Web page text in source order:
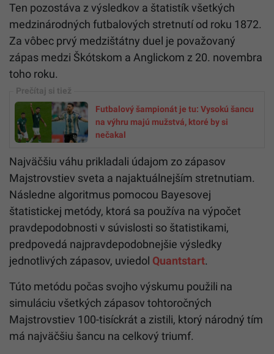
Ten pozostáva z výsledkov a štatistík všetkých
medzinárodných futbalových stretnutí od roku 1872.
Za vôbec prvý medzištátny duel je považovaný
zápas medzi Škótskom a Anglickom z 20. novembra
toho roku.
Futbalový šampionát je tu: Vysokú šancu
na výhru majú mužstvá, ktoré by si
nečakal
Najväčšiu váhu prikladali údajom zo zápasov
Majstrovstiev sveta a najaktuálnejším stretnutiam.
Následne algoritmus pomocou Bayesovej
štatistickej metódy, ktorá sa používa na výpočet
pravdepodobnosti v súvislosti so štatistikami,
predpovedá najpravdepodobnejšie výsledky
jednotlivých zápasov, uviedol Quantstart.
Túto metódu počas svojho výskumu použili na
simuláciu všetkých zápasov tohtoročných
Majstrovstiev 100-tisíckrát a zistili, ktorý národný tím
má najväčšiu šancu na celkový triumf.